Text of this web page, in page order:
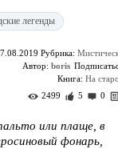
легенды
Рубрика:
Автор: boris
Книга: На
2499
5 0
или плаще, в
фонарь,